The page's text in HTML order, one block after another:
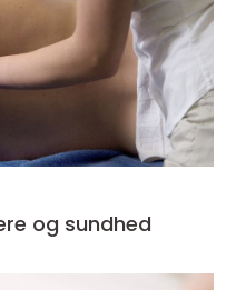
og sundhed